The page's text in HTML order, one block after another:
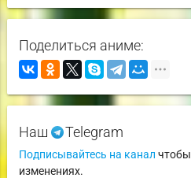
Поделиться аниме:
Наш Telegram
Подписывайтесь на канал
изменениях.